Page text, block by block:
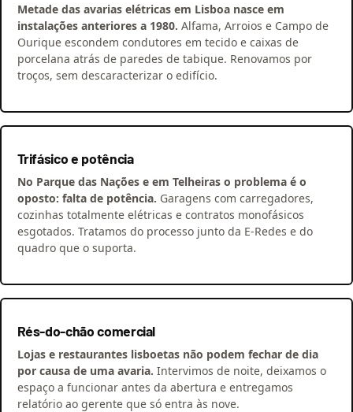
Metade das avarias elétricas em Lisboa nasce em
instalações anteriores a 1980. Alfama, Arroios e Campo de
Ourique escondem condutores em tecido e caixas de
porcelana atrás de paredes de tabique. Renovamos por
troços, sem descaracterizar o edifício.
Trifásico e potência
No Parque das Nações e em Telheiras o problema é o
oposto: falta de potência. Garagens com carregadores,
cozinhas totalmente elétricas e contratos monofásicos
esgotados. Tratamos do processo junto da E-Redes e do
quadro que o suporta.
Rés-do-chão comercial
Lojas e restaurantes lisboetas não podem fechar de dia
por causa de uma avaria. Intervimos de noite, deixamos o
espaço a funcionar antes da abertura e entregamos
relatório ao gerente que só entra às nove.